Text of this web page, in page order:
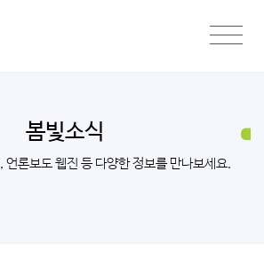
봄빛소식
언론보도 웹진 등 다양한 정보를 만나보세요.